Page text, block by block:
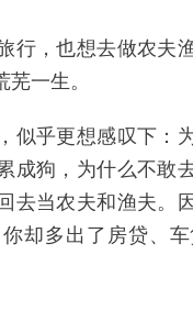
行，也想去做农夫
一生。
似乎更想感叹下：
成狗，为什么不敢
去当农夫和渔夫。
却多出了房贷、